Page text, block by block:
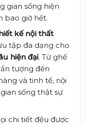
gian sống hiện
bao giờ hết.
kế nội thất
tập đa dạng cho
hiện đại. Từ ghế
tượng đến
và tinh tế, nội
sống thật sự
chi tiết đều được